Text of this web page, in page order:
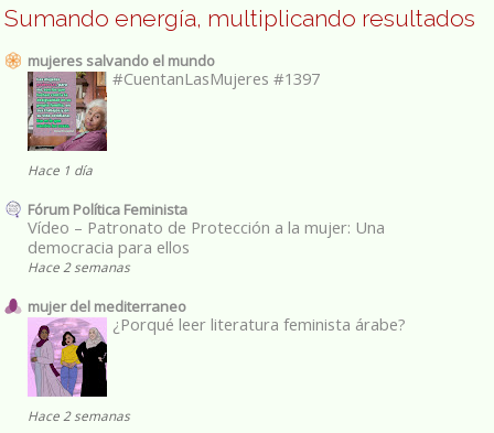
Sumando energía, multiplicando resultados
mujeres salvando el mundo
#CuentanLasMujeres #1397
Hace 1 día
Fórum Política Feminista
Vídeo – Patronato de Protección a la mujer: Una
democracia para ellos
Hace 2 semanas
mujer del mediterraneo
¿Porqué leer literatura feminista árabe?
Hace 2 semanas